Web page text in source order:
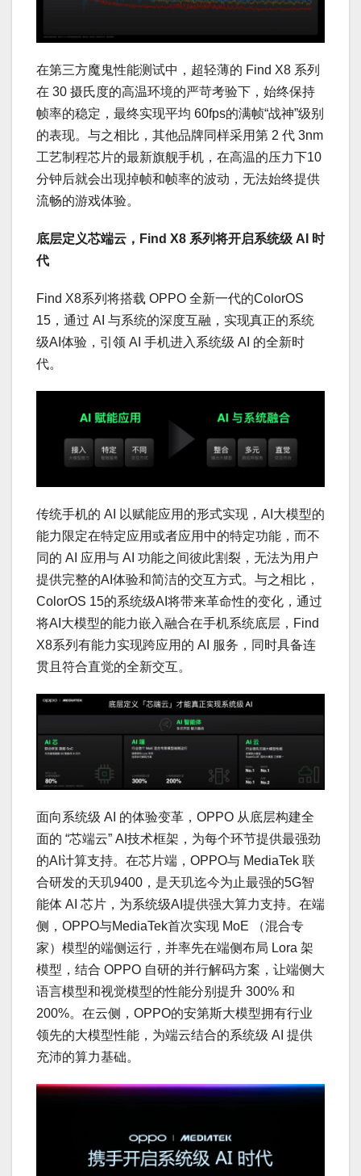
在第三方魔鬼性能测试中，超轻薄的 Find X8 系列
在 30 摄氏度的高温环境的严苛考验下，始终保持
帧率的稳定，最终实现平均 60fps的满帧“战神”级别
的表现。与之相比，其他品牌同样采用第 2 代 3nm
工艺制程芯片的最新旗舰手机，在高温的压力下10
分钟后就会出现掉帧和帧率的波动，无法始终提供
流畅的游戏体验。
底层定义芯端云，Find X8 系列将开启系统级 AI 时
代
Find X8系列将搭载 OPPO 全新一代的ColorOS
15，通过 AI 与系统的深度互融，实现真正的系统
级AI体验，引领 AI 手机进入系统级 AI 的全新时
代。
传统手机的 AI 以赋能应用的形式实现，AI大模型的
能力限定在特定应用或者应用中的特定功能，而不
同的 AI 应用与 AI 功能之间彼此割裂，无法为用户
提供完整的AI体验和简洁的交互方式。与之相比，
ColorOS 15的系统级AI将带来革命性的变化，通过
将AI大模型的能力嵌入融合在手机系统底层，Find
X8系列有能力实现跨应用的 AI 服务，同时具备连
贯且符合直觉的全新交互。
面向系统级 AI 的体验变革，OPPO 从底层构建全
面的 “芯端云” AI技术框架，为每个环节提供最强劲
的AI计算支持。在芯片端，OPPO与 MediaTek 联
合研发的天玑9400，是天玑迄今为止最强的5G智
能体 AI 芯片，为系统级AI提供强大算力支持。在端
侧，OPPO与MediaTek首次实现 MoE （混合专
家）模型的端侧运行，并率先在端侧布局 Lora 架
模型，结合 OPPO 自研的并行解码方案，让端侧大
语言模型和视觉模型的性能分别提升 300% 和
200%。在云侧，OPPO的安第斯大模型拥有行业
领先的大模型性能，为端云结合的系统级 AI 提供
充沛的算力基础。